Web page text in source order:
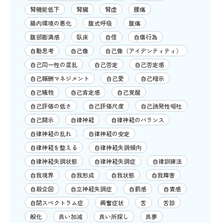
腎機能低下
腎臓 腎虚
腰痛
腸内環境の悪化
腹式呼吸
腹痛
腹部膨満感
臥床 自信
自傷行為
自動思考
自己像
自己像（アイデンティティ）
自己同一性の混乱
自己否定
自己否定感
自己報酬マネジメント
自己愛
自己暗示
自己犠牲
自己肯定感
自己覚醒
自己評価の低さ
自己評価尺度
自己誘発性嘔吐
自己開示
自律神経
自律神経のバランス
自律神経の乱れ
自律神経の安定
自律神経を整える
自律神経失調傾向
自律神経失調状態
自律神経失調症
自律訓練法
自我境界
自我形成 自我状態
自我障害
自殺企図
自立神経失調症 自罰感
自責感
自閉スペクトラム症
興奮症状 舌
舌診
般化
良い加減 良い所探し
良夢